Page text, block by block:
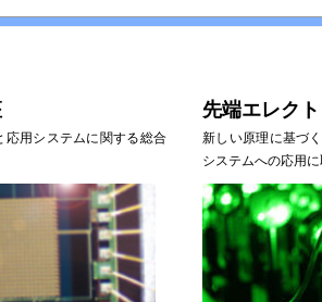
応用システムに関する総合
先端エレク
新しい原理に基づ
システムへの応用